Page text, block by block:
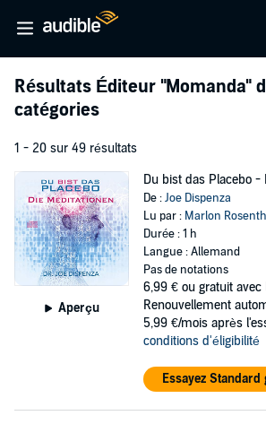
Résultats Éditeur "Momanda"
catégories
1 - 20 sur 49 résultats
Aperçu
Du bist das Placebo -
De :Joe Dispenza
Lu par : Marlon
Durée : 1 h
Langue : Allemand
Pas de notations
6,99 € ou gratuit avec
Renouvellement
5,99 €/mois après
conditions d'éligibilité
Essayez